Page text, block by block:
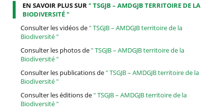
EN SAVOIR PLUS SUR" TSGJB – AMDGJB TERRITOIRE DE LA
BIODIVERSITÉ "
Consulter les vidéos de" TSGJB – AMDGJB territoire de la
Biodiversité "
Consulter les photos de" TSGJB – AMDGJB territoire de la
Biodiversité "
Consulter les publications de" TSGJB – AMDGJB territoire de la
Biodiversité "
Consulter les éditions de" TSGJB – AMDGJB territoire de la
Biodiversité "